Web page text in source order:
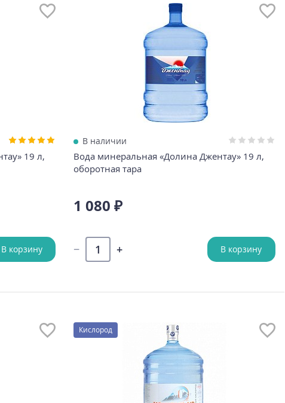
19 л,
В корзину
В наличии
Вода минеральная «Долина Джентау» 19 л,
оборотная тара
1 080 ₽
В корзину
Кислород